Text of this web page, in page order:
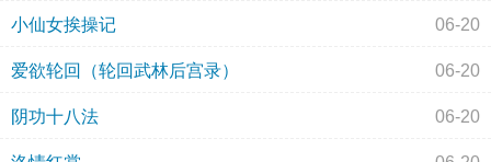
小仙女挨操记 06-20
爱欲轮回（轮回武林后宫录） 06-20
阴功十八法 06-20